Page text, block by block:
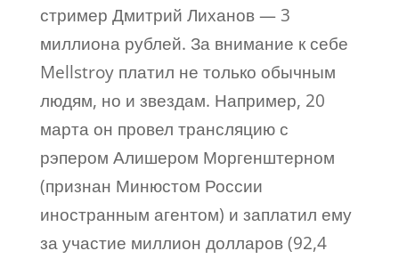
стример Дмитрий Лиханов — 3
миллиона рублей. За внимание к себе
Mellstroy платил не только обычным
людям, но и звездам. Например, 20
марта он провел трансляцию с
рэпером Алишером Моргенштерном
(признан Минюстом России
иностранным агентом) и заплатил ему
за участие миллион долларов (92,4